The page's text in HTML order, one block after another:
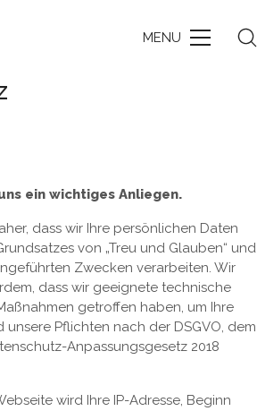
MENU
ein wichtiges Anliegen.
dass wir Ihre persönlichen Daten
von „Treu und Glauben“ und
Zwecken verarbeiten. Wir
dass wir geeignete technische
getroffen haben, um Ihre
Pflichten nach der DSGVO, dem
Anpassungsgesetz 2018
wird Ihre IP-Adresse, Beginn